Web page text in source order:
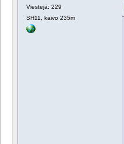
Viestejä: 229
SH11, kaivo 235m